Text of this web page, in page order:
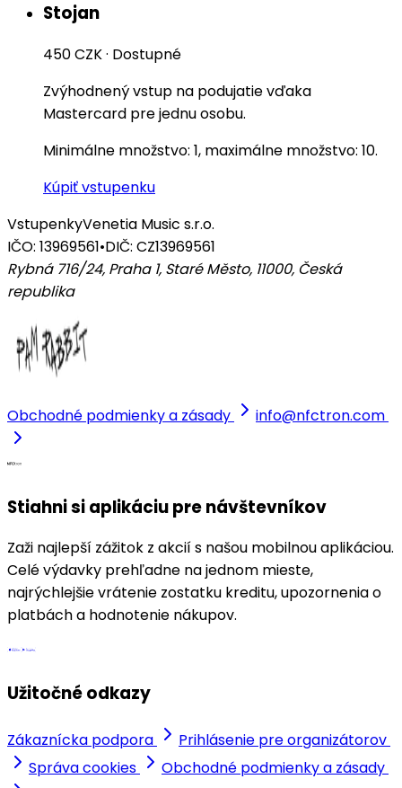
Stojan
450 CZK· Dostupné
Zvýhodnený vstup na podujatie vďaka
Mastercard pre jednu osobu.
Minimálne množstvo: 1, maximálne množstvo: 10.
Kúpiť vstupenku
VstupenkyVenetia Music s.r.o.
IČO: 13969561•DIČ: CZ13969561
Rybná 716/24, Praha 1, Staré Město, 11000, Česká
republika
Obchodné podmienky a zásady info@nfctron.com
Stiahni si aplikáciu pre návštevníkov
Zaži najlepší zážitok z akcií s našou mobilnou aplikáciou.
Celé výdavky prehľadne na jednom mieste,
najrýchlejšie vrátenie zostatku kreditu, upozornenia o
platbách a hodnotenie nákupov.
Užitočné odkazy
Zákaznícka podpora
Prihlásenie pre organizátorov
Správa cookies
Obchodné podmienky a zásady